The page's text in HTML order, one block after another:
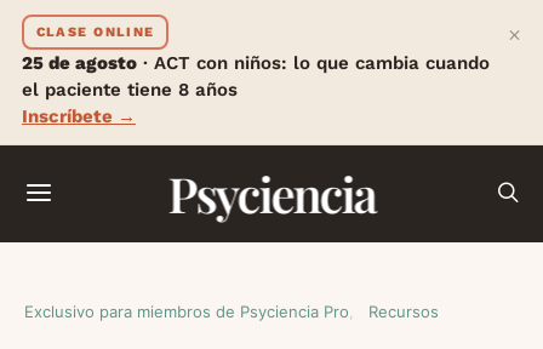
CLASE ONLINE
25 de agosto · ACT con niños: lo que cambia cuando
el paciente tiene 8 años
Inscríbete →
×
Psyciencia
Exclusivo para miembros de Psyciencia Pro Recursos